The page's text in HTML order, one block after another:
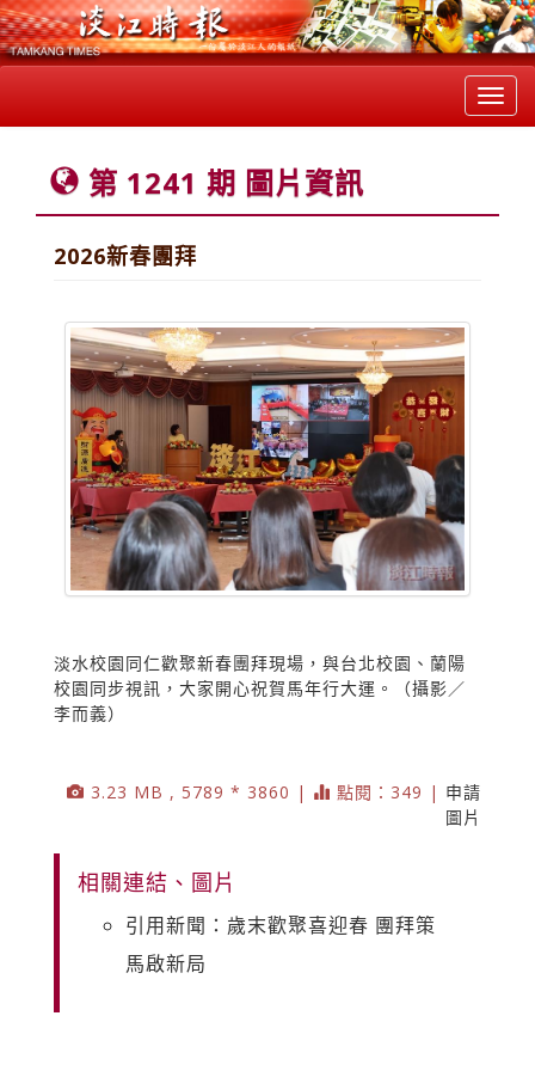
第 1241 期 圖片資訊
2026新春團拜
淡水校園同仁歡聚新春團拜現場，與台北校園、蘭陽
校園同步視訊，大家開心祝賀馬年行大運。（攝影／
李而義）
3.23 MB , 5789 * 3860 | 點閱：349 | 申請
圖片
相關連結、圖片
引用新聞：歲末歡聚喜迎春 團拜策
馬啟新局